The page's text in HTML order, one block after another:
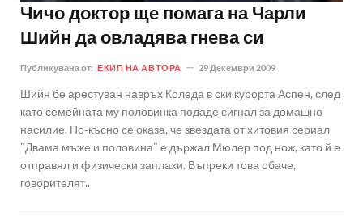
Чичо доктор ще помага на Чарли
Шийн да овладява гнева си
Публикувана от: ЕКИП НА АВТОРА 29 Декември 2009
Шийн бе арестуван навръх Коледа в ски курорта Аспен, след
като семейната му половинка подаде сигнал за домашно
насилие. По-късно се оказа, че звездата от хитовия сериал
"Двама мъже и половина" е държал Мюлер под нож, като й е
отправял и физически заплахи. Въпреки това обаче,
говорителят..